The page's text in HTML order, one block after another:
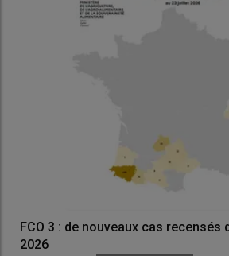
FCO 3 : de nouveaux cas recensés
2026